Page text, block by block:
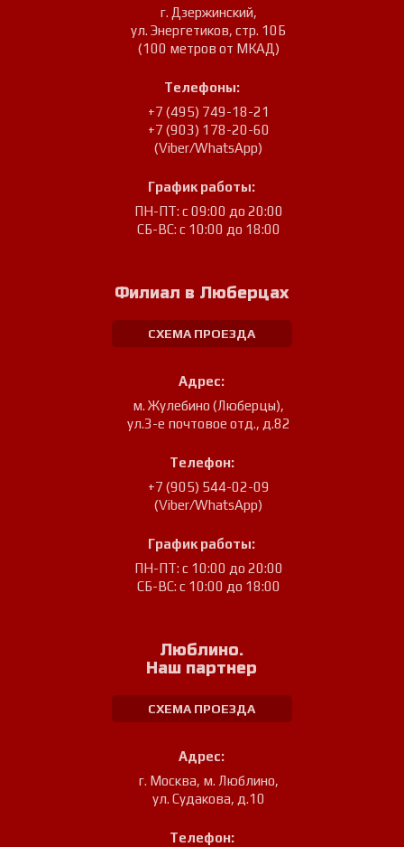
г. Дзержинский,
ул. Энергетиков, стр. 10Б
(100 метров от МКАД)
Телефоны:
+7 (495) 749-18-21
+7 (903) 178-20-60
(Viber/WhatsApp)
График работы:
ПН-ПТ: с 09:00 до 20:00
СБ-ВС: с 10:00 до 18:00
Филиал в Люберцах
СХЕМА ПРОЕЗДА
Адрес:
м. Жулебино (Люберцы),
ул.3-е почтовое отд., д.82
Телефон:
+7 (905) 544-02-09
(Viber/WhatsApp)
График работы:
ПН-ПТ: с 10:00 до 20:00
СБ-ВС: с 10:00 до 18:00
Люблино.
Наш партнер
СХЕМА ПРОЕЗДА
Адрес:
г. Москва, м. Люблино,
ул. Судакова, д.10
Телефон: